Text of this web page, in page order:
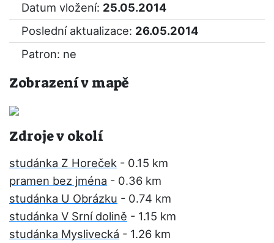
Datum vložení: 25.05.2014
Poslední aktualizace: 26.05.2014
Patron: ne
Zobrazení v mapě
Zdroje v okolí
studánka Z Horeček - 0.15 km
pramen bez jména - 0.36 km
studánka U Obrázku - 0.74 km
studánka V Srní dolině - 1.15 km
studánka Myslivecká - 1.26 km